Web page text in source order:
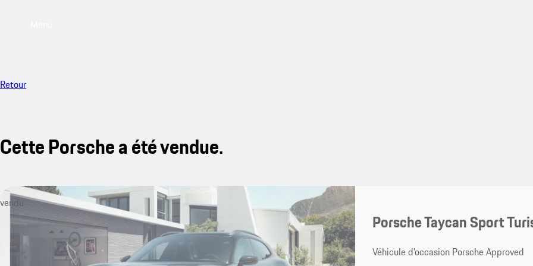
Retour
Cette Porsche a été vendue.
vendu
Porsche Taycan Sport
Véhicule d’occasion Porsche Approved